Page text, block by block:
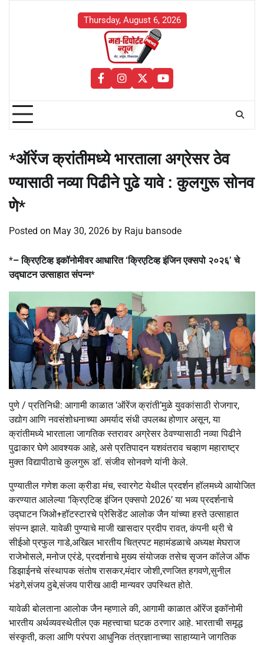
Thursday, August 6, 2026
facebookinstagram
twitteryoutube
*ऑरेंज क्रांतीमध्ये भारताला अग्रेसर ठेव
ण्यासाठी नव्या पिढीने पुढे यावे : कुलगुरू सोनव
णे*
Posted on May 30, 2026 by Raju bansode
*– क्रिएटिव्ह इकॉनोमीवर आधारित ‘क्रिएटिव्ह इंजिन एक्सपो २०२६’ चे
उद्घाटन उत्साहात संपन्न*
पुणे / प्रतिनिधी: आगामी काळात ‘ऑरेंज क्रांती’मुळे युवकांसाठी रोजगार,
उद्योग आणि नवसंशोधनाच्या अमर्याद संधी उपलब्ध होणार असून, या
क्रांतीमध्ये भारताला जागतिक स्तरावर अग्रेसर ठेवण्यासाठी नव्या पिढीने
पुढाकार घेणे आवश्यक आहे, असे प्रतिपादन यशवंतराव चव्हाण महाराष्ट्र
मुक्त विद्यापीठाचे कुलगुरू डॉ. संजीव सोनवणे यांनी केले.
पुण्यातील गणेश कला क्रीडा मंच, स्वारगेट येथील प्रदर्शन हॉलमध्ये आयोजित
करण्यात आलेल्या ‘क्रिएटिव्ह इंजिन एक्सपो 2026’ या भव्य प्रदर्शनाचे
उद्घाटन जिओ+हॉटस्टारचे प्रेसिडेंट आलोक जैन यांच्या हस्ते उत्साहात
संपन्न झाले. यावेळी पुण्याचे माजी खासदार प्रदीप रावत, कंपनी थ्री चे
सीईओ प्रफुल गाडे,अखिल भारतीय चित्रपट महामंडळाचे अध्यक्ष मेघराज
राजेभोसले, मनोज एरंडे, प्रदर्शनाचे मुख्य संयोजक तसेच सृजन कॉलेज ऑफ
डिझाईनचे संस्थापक संतोष रासकर,मंदार जोशी,रणजित हगवणे,सुनील
भंडगे,संजय ठुबे,संजय पारीख आदी मान्यवर उपस्थित होते.
यावेळी बोलताना आलोक जैन म्हणाले की, आगामी काळात ऑरेंज इकॉनोमी
भारतीय अर्थव्यवस्थेतील एक महत्त्वाचा घटक ठरणार आहे. भारताची समृद्ध
संस्कृती, कला आणि परंपरा आधुनिक तंत्रज्ञानाच्या साहाय्याने जागतिक